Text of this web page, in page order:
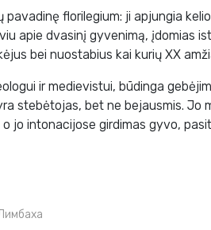
florilegium: ji apjungia
apie dvasinį gyvenimą, įdomias
bei nuostabius kai kurių XX
ir medievistui, būdinga
stebėtojas, bet ne bejausmis. Jo
jo intonacijose girdimas gyvo,